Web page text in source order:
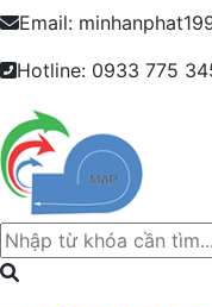
Email:
Hotline: 0933 775